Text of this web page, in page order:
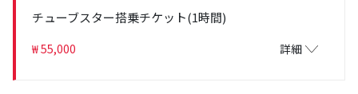
チューブスター搭乗チケット(1時間)
₩ 55,000 詳細